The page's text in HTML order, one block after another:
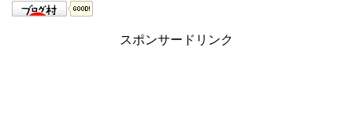
スポンサードリンク